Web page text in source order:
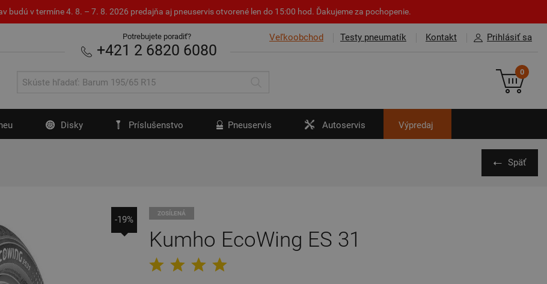
budú v termíne 4. 8. – 7. 8. 2026 predajňa aj pneuservis otvorené len do 15:00 hod. Ďakujeme za pochopenie.
Veľkoobchod Testy pneumatík Kontakt Prihlásiť sa
Potrebujete poradiť?
+421 2 6820 6080
0
Disky Príslušenstvo Pneuservis Autoservis Výpredaj
Späť
ZOSÍLENÁ
Kumho EcoWing ES 31
-19%